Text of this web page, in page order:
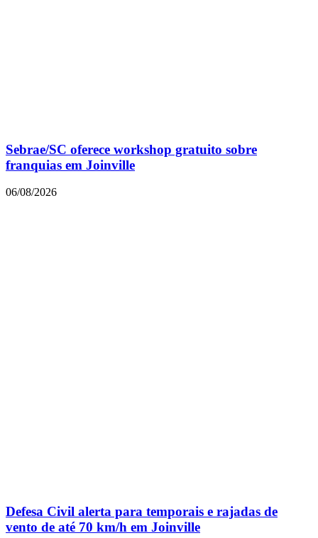
Sebrae/SC oferece workshop gratuito sobre
franquias em Joinville
06/08/2026
Defesa Civil alerta para temporais e rajadas de
vento de até 70 km/h em Joinville